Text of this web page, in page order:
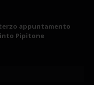
appuntamento
Pipitone